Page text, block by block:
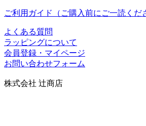
ご利用ガイド（ご購入前にご一読くだ
よくある質問
ラッピングについて
会員登録・マイページ
お問い合わせフォーム
株式会社 辻商店